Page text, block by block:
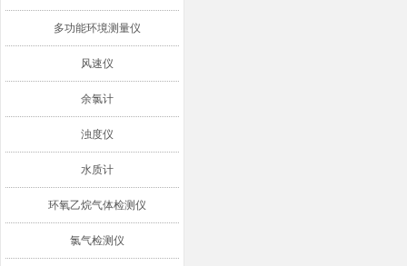
多功能环境测量仪
风速仪
余氯计
浊度仪
水质计
环氧乙烷气体检测仪
氯气检测仪